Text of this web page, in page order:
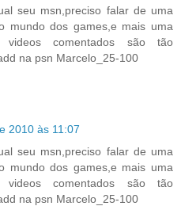
seu msn,preciso falar de uma
mundo dos games,e mais uma
comentados são tão
na psn Marcelo_25-100
2010 às 11:07
seu msn,preciso falar de uma
mundo dos games,e mais uma
comentados são tão
na psn Marcelo_25-100